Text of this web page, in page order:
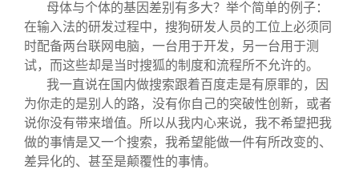
母体与个体的基因差别有多大？举个简单的例子：
在输入法的研发过程中，搜狗研发人员的工位上必须同
时配备两台联网电脑，一台用于开发，另一台用于测
试，而这些却是当时搜狐的制度和流程所不允许的。
我一直说在国内做搜索跟着百度走是有原罪的，因
为你走的是别人的路，没有你自己的突破性创新，或者
说你没有带来增值。所以从我内心来说，我不希望把我
做的事情是又一个搜索，我希望能做一件有所改变的、
差异化的、甚至是颠覆性的事情。